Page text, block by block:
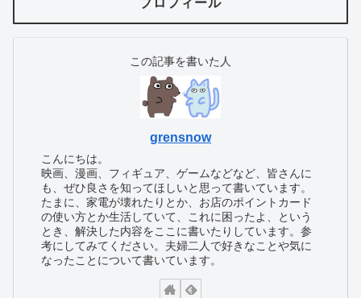
プロフィール
この記事を書いた人
grensnow
こんにちは。
映画、漫画、フィギュア、ゲームなどなど、皆さんに
も、ぜひ良さを知ってほしいと思って書いています。
たまに、家電が壊れたりとか、お店のポイントカード
の使い方とか生活していて、これに困ったよ、という
とき、解決した内容をここに書いたりしています。参
考にしてみてください。夫婦二人で好きなことや気に
なったことについて書いています。